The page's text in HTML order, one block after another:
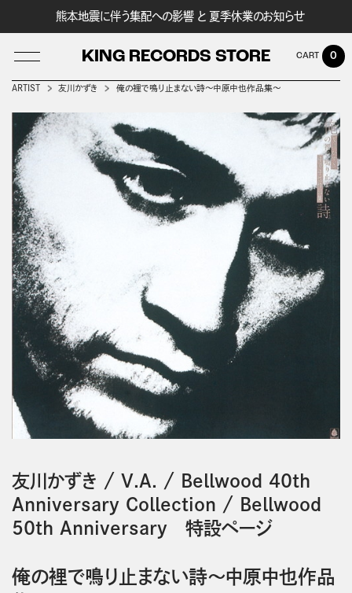
熊本地震に伴う集配への影響 と 夏季休業のお知らせ
KING RECORDS STORE
LOG IN
0
ARTIST 友川かずき 俺の裡で鳴り止まない詩～中原中也作品集～
友川かずき / V.A. /
Bellwood 40th
Anniversary Collection /
Bellwood
50th Anniversary 特設ページ
俺の裡で鳴り止まない詩～中原中也作品